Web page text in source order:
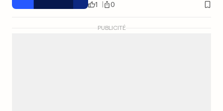
1 0
PUBLICITÉ